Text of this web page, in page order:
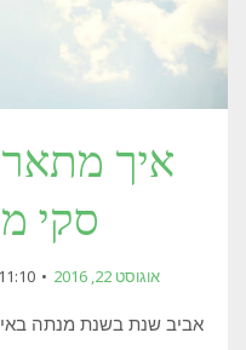
איך
סקי
אוגוסט 22, 2016 11:10 am
אביב שנת בשנת מנתה